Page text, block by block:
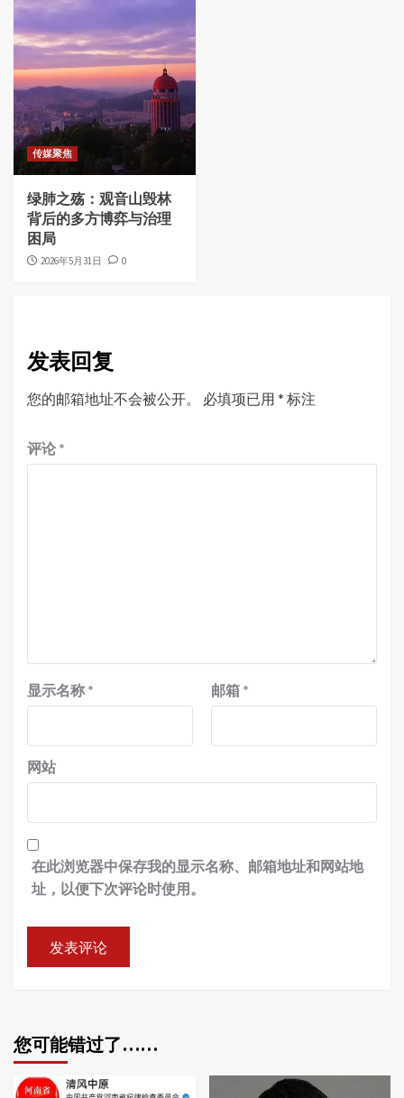
传媒聚焦
绿肺之殇：观音山毁林
背后的多方博弈与治理
困局
2026年5月31日 0
发表回复
您的邮箱地址不会被公开。 必填项已用 * 标注
评论 *
显示名称 * 邮箱 *
网站
在此浏览器中保存我的显示名称、邮箱地址和网站地
址，以便下次评论时使用。
您可能错过了……